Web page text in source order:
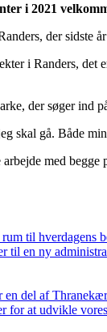
i 2021
der sidste
i Randers,
der søger ind
skal gå. Både
med begge
til hverdagens
til en ny
del af Thranekær
for at udvikle